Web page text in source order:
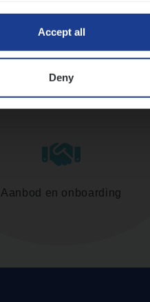
Accept all
Deny
interview met
Aanbod en onboarding